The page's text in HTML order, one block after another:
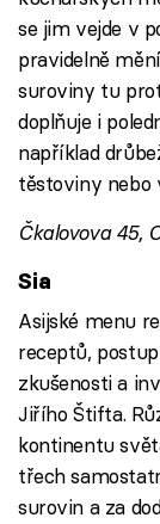
se jim vejde v
pravidelně
suroviny tu
doplňuje i
například
těstoviny nebo
Čkalovova 45,
Sia
Asijské menu
receptů,
zkušenosti a
Jiřího Štifta.
kontinentu
třech
surovin a za